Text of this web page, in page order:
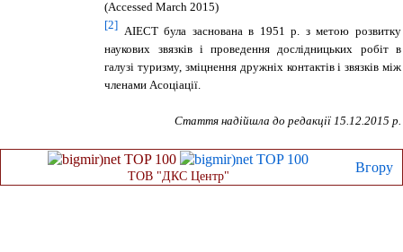
(Accessed March 2015)
[2] АІЕСТ була заснована в 1951 р. з метою розвитку
наукових звязків і проведення дослідницьких робіт в
галузі туризму, зміцнення дружніх контактів і звязків між
членами Асоціації.
Стаття надійшла до редакції 15 .12.2015 р.
Вгору
ТОВ "ДКС Центр"